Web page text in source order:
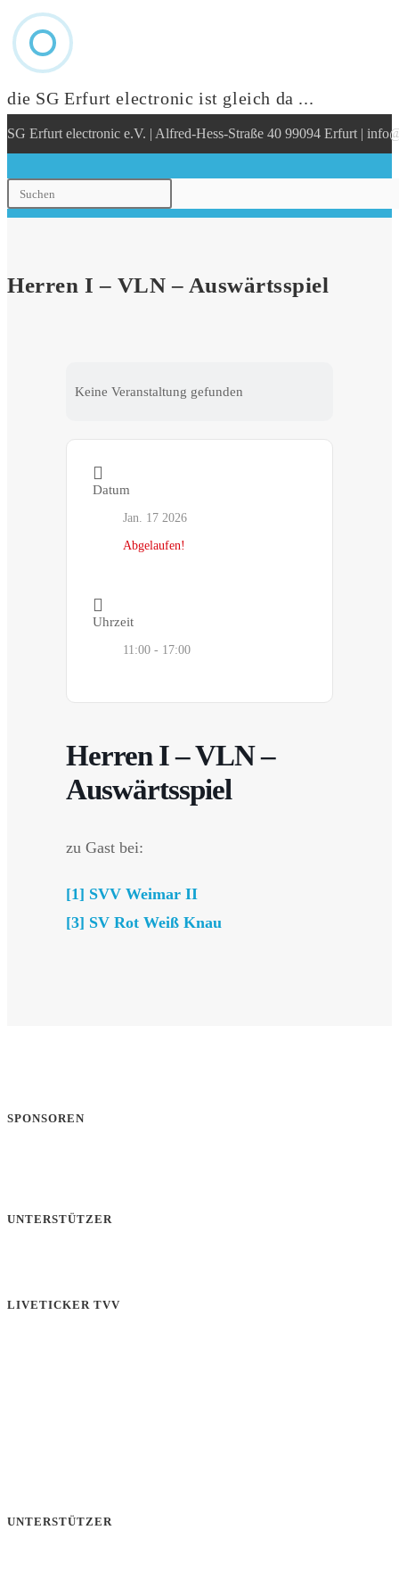
die SG Erfurt electronic ist gleich da ...
Inhalt
springen
SG Erfurt electronic e.V. | Alfred-Hess-Straße 40 99094 Erfurt |
to
panel.
Herren I – VLN – Auswärtsspiel
Keine Veranstaltung gefunden
Datum
Jan. 17 2026
Abgelaufen!
Uhrzeit
11:00 - 17:00
Herren I – VLN –
Auswärtsspiel
zu Gast bei:
[1] SVV Weimar II
[3] SV Rot Weiß Knau
SPONSOREN
UNTERSTÜTZER
LIVETICKER TVV
UNTERSTÜTZER